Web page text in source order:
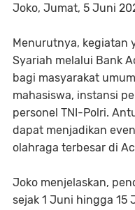
Joko, Jumat, 5 Juni
Menurutnya, kegiatan
Syariah melalui Bank
bagi masyarakat
mahasiswa, instansi
personel TNI-Polri.
dapat menjadikan
olahraga terbesar di
Joko menjelaskan,
sejak 1 Juni hingga 15